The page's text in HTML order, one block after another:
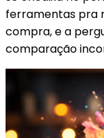
ferramentas pra
compra, e a
comparação